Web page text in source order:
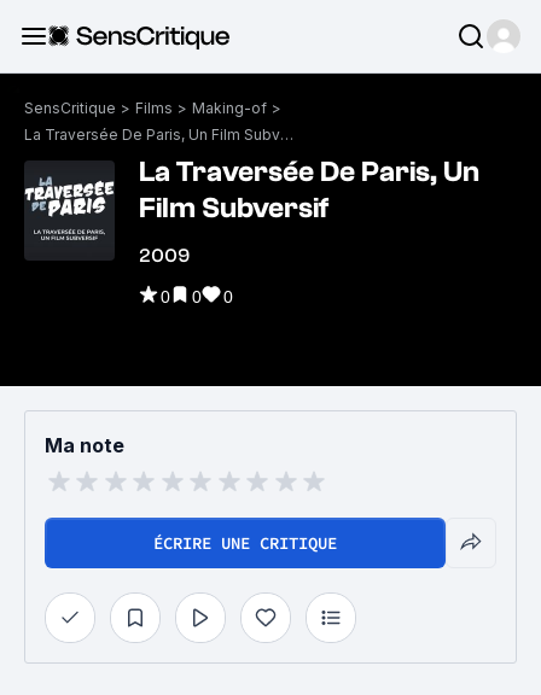
SensCritique > Films > Making-of >
La Traversée De Paris, Un Film Subversif
La Traversée De Paris, Un
Film Subversif
2009
0 0 0
Ma note
ÉCRIRE UNE CRITIQUE